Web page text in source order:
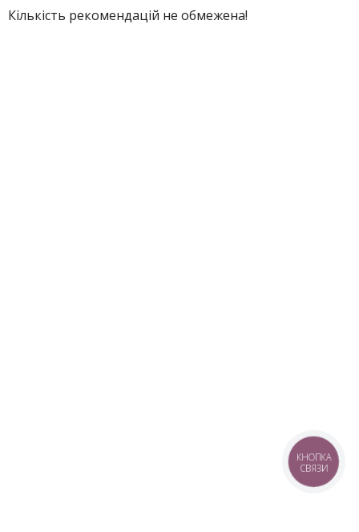
Погреби
Кількість рекомендацій не обмежена!
КНОПКА
СВЯЗИ